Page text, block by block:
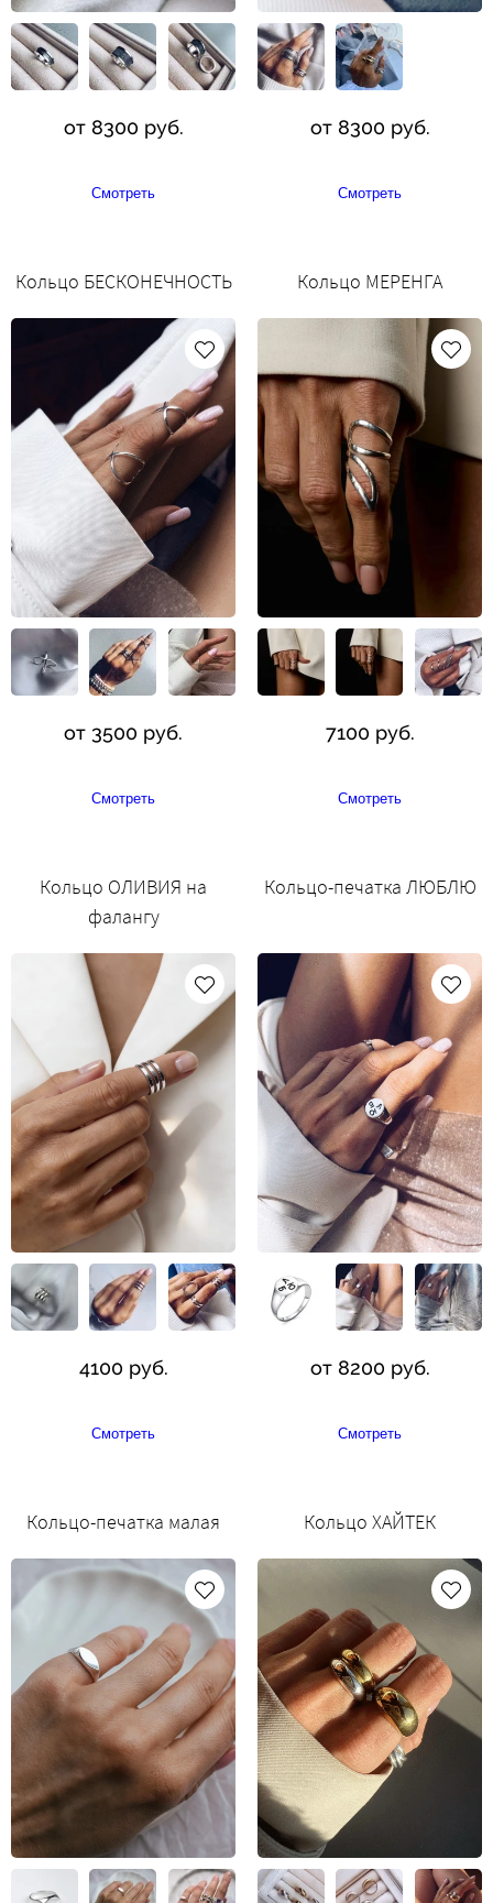
от 8300 руб.
Смотреть
от 8300 руб.
Смотреть
Кольцо БЕСКОНЕЧНОСТЬ
от 3500 руб.
Смотреть
Кольцо МЕРЕНГА
7100 руб.
Смотреть
Кольцо ОЛИВИЯ на
фалангу
4100 руб.
Смотреть
Кольцо-печатка ЛЮБЛЮ
от 8200 руб.
Смотреть
Кольцо-печатка малая Кольцо ХАЙТЕК